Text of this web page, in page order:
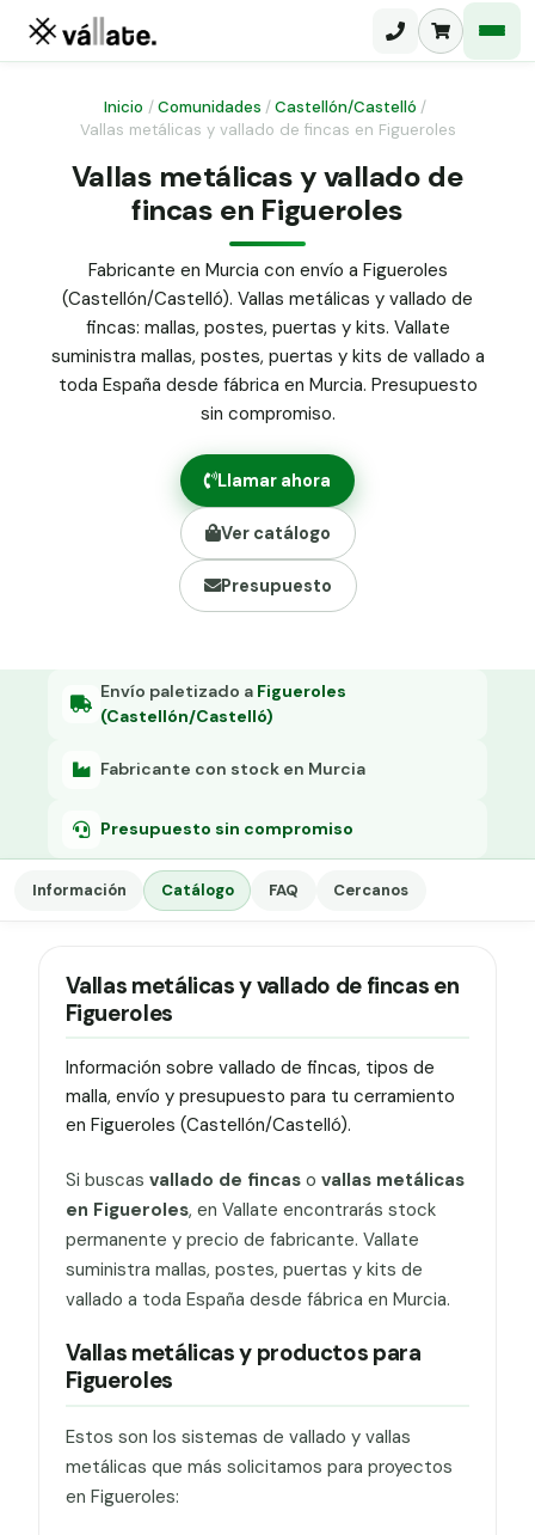
Malla ganadera
Malla simple torsión
Malla triple torsión
Panel malla H.
Puerta abatible dos hojas
Puerta acceso peatonal
Poste malla Hércules
Poste malla simple torsión
Alambre de espino galvanizado
Abrazadera PVC malla H.
Grapa malla H.
Grapadora
Tensor galvanizado
Inicio /Comunidades /Castellón/Castelló /
Vallas metálicas y vallado de fincas en Figueroles
Vallas metálicas y vallado de
fincas en Figueroles
Fabricante en Murcia con envío a Figueroles
(Castellón/Castelló). Vallas metálicas y vallado de
fincas: mallas, postes, puertas y kits. Vallate
suministra mallas, postes, puertas y kits de vallado a
toda España desde fábrica en Murcia. Presupuesto
sin compromiso.
Llamar ahora
Ver catálogo
Presupuesto
Envío paletizado a Figueroles
(Castellón/Castelló)
Fabricante con stock en Murcia
Presupuesto sin compromiso
Información Catálogo FAQ Cercanos
Vallas metálicas y vallado de fincas en
Figueroles
Información sobre vallado de fincas, tipos de
malla, envío y presupuesto para tu cerramiento
en Figueroles (Castellón/Castelló).
Si buscas vallado de fincaso vallas metálicas
en Figueroles, en Vallate encontrarás stock
permanente y precio de fabricante. Vallate
suministra mallas, postes, puertas y kits de
vallado a toda España desde fábrica en Murcia.
Vallas metálicas y productos para
Figueroles
Estos son los sistemas de vallado y vallas
metálicas que más solicitamos para proyectos
en Figueroles: